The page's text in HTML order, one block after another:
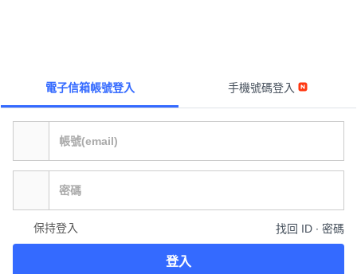
電子信箱帳號登入 手機號碼登入
保持登入 找回 ID ∙ 密碼
登入